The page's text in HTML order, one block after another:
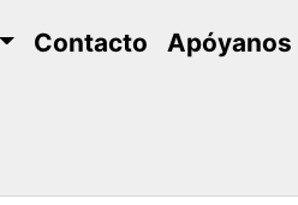
Contacto Apóyanos